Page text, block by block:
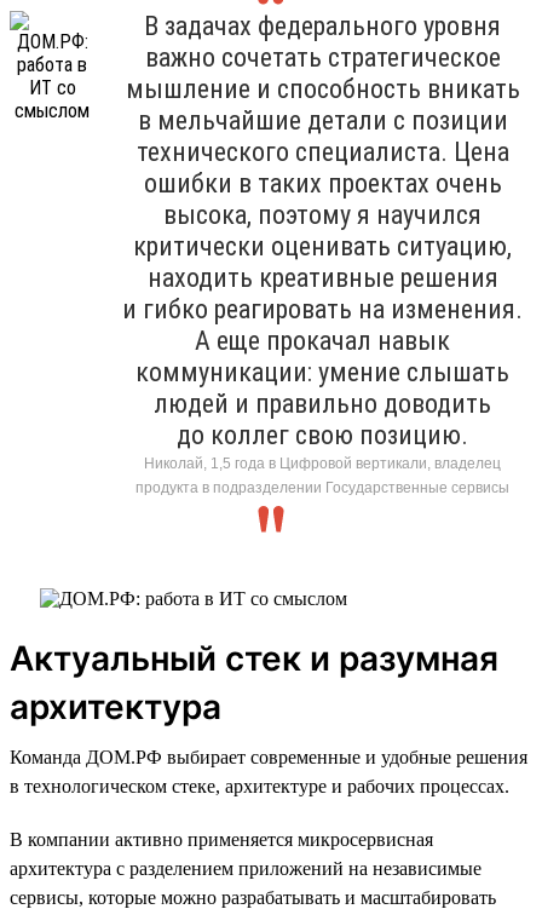
В задачах федерального уровня
важно сочетать стратегическое
мышление и способность вникать
в мельчайшие детали с позиции
технического специалиста. Цена
ошибки в таких проектах очень
высока, поэтому я научился
критически оценивать ситуацию,
находить креативные решения
и гибко реагировать на изменения.
А еще прокачал навык
коммуникации: умение слышать
людей и правильно доводить
до коллег свою позицию.
Николай, 1,5 года в Цифровой вертикали, владелец
продукта в подразделении Государственные сервисы
Актуальный стек и разумная
архитектура
Команда ДОМ.РФ выбирает современные и удобные решения
в технологическом стеке, архитектуре и рабочих процессах.
В компании активно применяется микросервисная
архитектура с разделением приложений на независимые
сервисы, которые можно разрабатывать и масштабировать